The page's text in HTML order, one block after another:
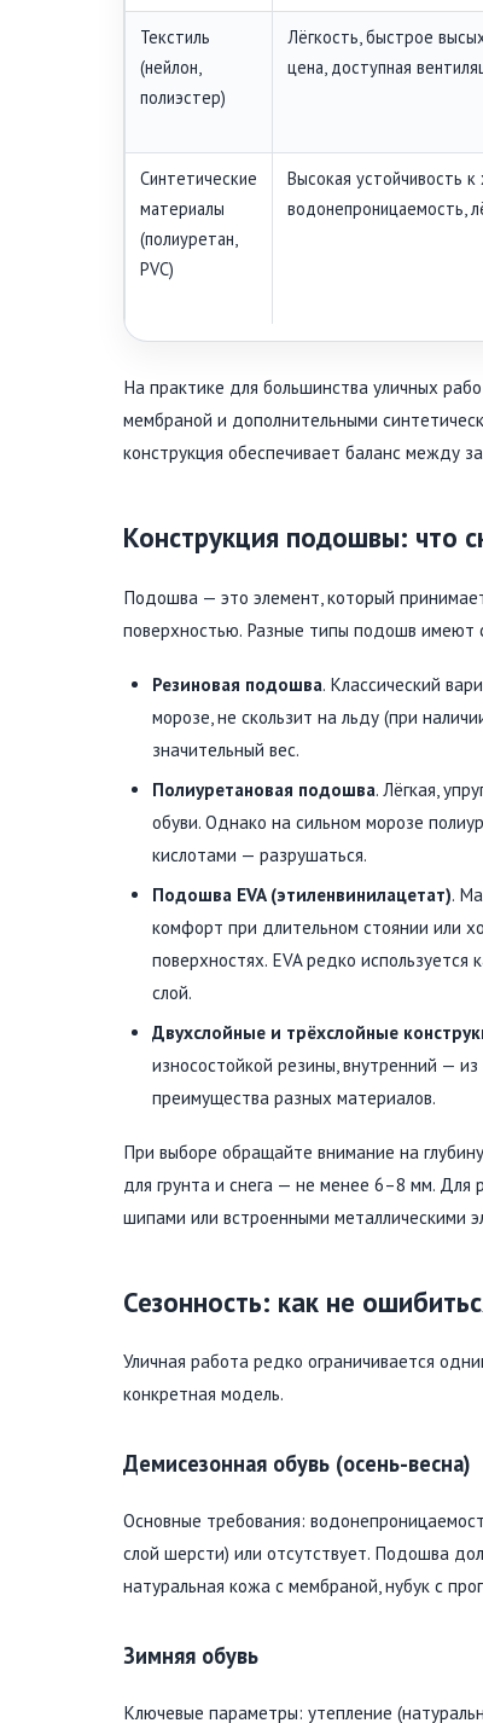
Текстиль
(нейлон,
полиэстер)
Лёгкость, быстрое
цена, доступная
Синтетические
материалы
(полиуретан,
PVC)
Высокая устойчивость к
водонепроницаемость,
На практике для большинства уличных
мембраной и дополнительными
конструкция обеспечивает баланс между
Конструкция подошвы: что
Подошва — это элемент, который
поверхностью. Разные типы подошв имеют
Резиновая подошва. Классический
морозе, не скользит на льду (при
значительный вес.
Полиуретановая подошва. Лёгкая,
обуви. Однако на сильном морозе
кислотами — разрушаться.
Подошва EVA (этиленвинилацетат).
комфорт при длительном стоянии или
поверхностях. EVA редко
слой.
Двухслойные и трёхслойные
износостойкой резины, внутренний —
преимущества разных материалов.
При выборе обращайте внимание на
для грунта и снега — не менее 6–8 мм.
шипами или встроенными металлическими
Сезонность: как не
Уличная работа редко ограничивается
конкретная модель.
Демисезонная обувь (осень-весна)
Основные требования:
слой шерсти) или отсутствует. Подошва
натуральная кожа с мембраной, нубук с
Зимняя обувь
Ключевые параметры: утепление